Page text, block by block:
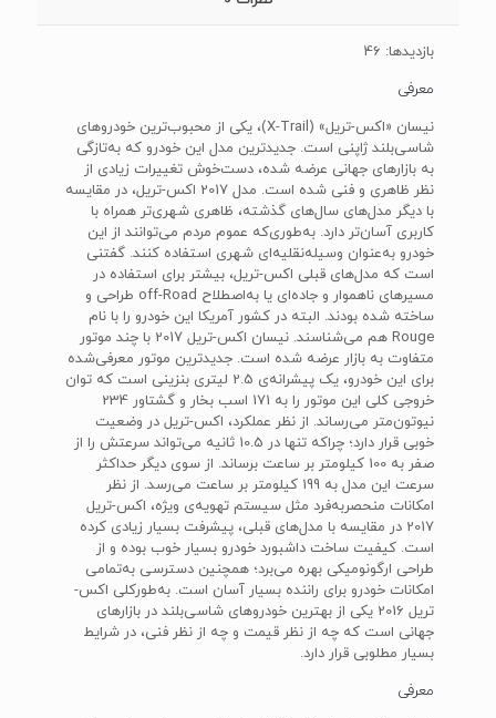
بازدیدها: 46
معرفی
نیسان «اکس-تریل» (X-Trail)، یکی از محبوب‌ترین خودرو‌های
شاسی‌بلند ژاپنی است. جدید‌ترین مدل این خودرو که به‌تازگی
به بازار‌های جهانی عرضه ‌شده، دست‌خوش تغییرات زیادی از
نظر ظاهری و فنی شده است. مدل 2017 اکس-تریل، در مقایسه
با دیگر مدل‌های سال‌های گذشته، ظاهری شهری‌تر همراه با
کاربری آسان‌تر دارد. به‌طوری‌که عموم مردم می‌توانند از این
خودرو به‌عنوان وسیله‌نقلیه‌ای شهری استفاده کنند. گفتنی
است که مد‌ل‌های قبلی اکس-تریل، بیشتر برای استفاده در
مسیر‌های ناهموار و جاده‌ای یا به‌اصطلاح off-Road طراحی و
ساخته‌ شده بودند. البته در کشور آمریکا این خودرو را با نام
Rouge هم می‌شناسند. نیسان اکس-تریل 2017 با چند موتور
متفاوت به بازار عرضه‌ شده است. جدید‌ترین موتور معرفی‌شده
برای این خودرو، یک پیشرانه‌ی 2.5 لیتری بنزینی است که توان
خروجی کلی این موتور را به 171 اسب بخار و گشتاور 234
نیوتون‌متر می‌رساند. از نظر عملکرد، اکس-تریل در وضعیت
خوبی قرار دارد؛ چراکه تنها در 10.5 ثانیه می‌تواند سرعتش را از
صفر به 100 کیلومتر بر ساعت برساند. از سوی دیگر حداکثر
سرعت این مدل به 199 کیلومتر بر ساعت می‌رسد. از نظر
امکانات منحصربه‌فرد مثل سیستم تهویه‌ی ویژه، اکس-تریل
2017 در مقایسه با مدل‌های قبلی، پیشرفت بسیار زیادی کرده
است. کیفیت ساخت داشبورد خودرو بسیار خوب بوده و از
طراحی ارگونومیکی بهره می‌برد؛ همچنین دسترسی به‌تمامی
امکانات خودرو برای راننده بسیار آسان است. به‌طورکلی اکس-
تریل 2016 یکی از بهترین خودرو‌های شاسی‌بلند در بازار‌های
جهانی است که چه از نظر قیمت و چه از نظر فنی، در شرایط
بسیار مطلوبی قرار دارد.
معرفی